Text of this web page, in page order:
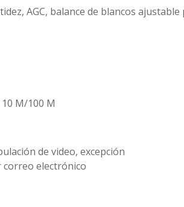
AGC, balance de blancos
M/100 M
de video, excepción
correo electrónico